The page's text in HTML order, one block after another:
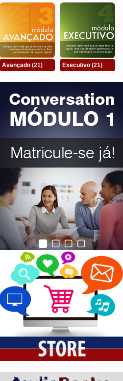
Avançado (21) Executivo (21)